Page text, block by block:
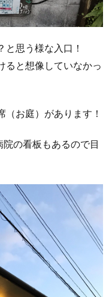
と思う様な入口！
ると想像していなかっ
お庭）があります！
の看板もあるので目